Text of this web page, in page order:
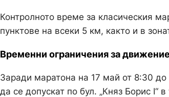
Контролното време за класическия
пунктове на всеки 5 км, както и в
Временни ограничения за движение
Заради маратона на 17 май от 8:30
да се допускат по бул. „Княз Борис I“